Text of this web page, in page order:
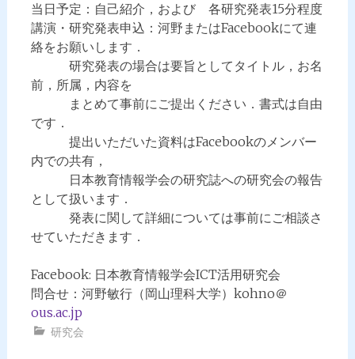
当日予定：自己紹介，および 各研究発表15分程度
講演・研究発表申込： 河野またはFacebookにて連
絡をお願いします．
研究発表の場合は要旨としてタイトル，お名
前，所属，内容を
まとめて事前にご提出ください．書式は自由
です．
提出いただいた資料はFacebookのメンバー
内での共有，
日本教育情報学会の研究誌への研究会の報告
として扱います．
発表に関して詳細については事前にご相談さ
せていただきます．
Facebook: 日本教育情報学会ICT活用研究会
問合せ：河野敏行（岡山理科大学）kohno＠
ous.ac.jp
研究会